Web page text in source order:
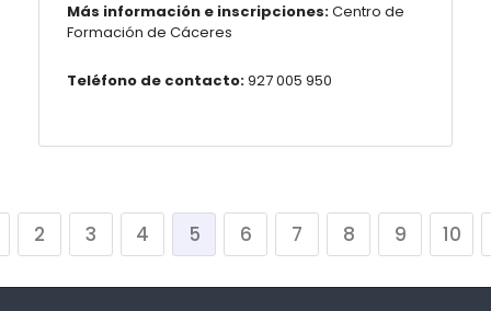
Más información e inscripciones:Centro de
Formación de Cáceres
Teléfono de contacto:927 005 950
2 3 4 5 6 7 8 9 10